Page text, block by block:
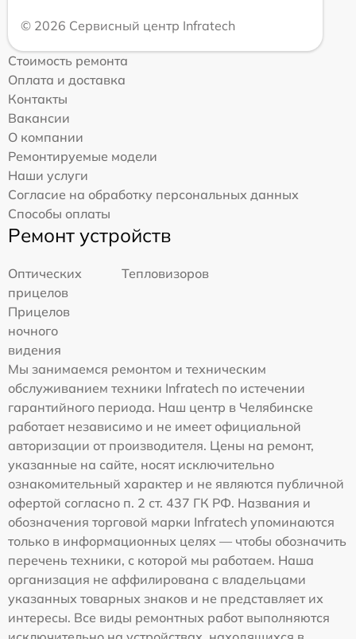
© 2026 Сервисный центр Infratech
Стоимость ремонта
Оплата и доставка
Контакты
Вакансии
О компании
Ремонтируемые модели
Наши услуги
Согласие на обработку персональных данных
Способы оплаты
Ремонт устройств
Оптических
прицелов
Тепловизоров
Прицелов
ночного
видения
Мы занимаемся ремонтом и техническим
обслуживанием техники Infratech по истечении
гарантийного периода. Наш центр в Челябинске
работает независимо и не имеет официальной
авторизации от производителя. Цены на ремонт,
указанные на сайте, носят исключительно
ознакомительный характер и не являются публичной
офертой согласно п. 2 ст. 437 ГК РФ. Названия и
обозначения торговой марки Infratech упоминаются
только в информационных целях — чтобы обозначить
перечень техники, с которой мы работаем. Наша
организация не аффилирована с владельцами
указанных товарных знаков и не представляет их
интересы. Все виды ремонтных работ выполняются